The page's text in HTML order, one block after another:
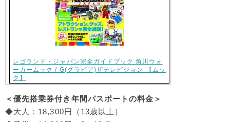
レゴランド・ジャパン完全ガイドブック 角川ウォ
ーカームック / G(グラビア)ザテレビジョン 【ムッ
ク】
＜優先搭乗券付き年間パスポートの料金＞
◆大人：18,300円（13歳以上）